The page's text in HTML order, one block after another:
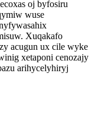
oj byfosiru
wuse
Xuqakafo
acugun ux cile wyke
xetaponi cenozajy
arihycelyhiryj